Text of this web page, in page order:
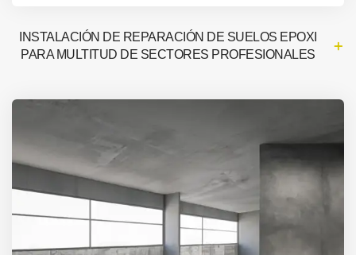
INSTALACIÓN DE REPARACIÓN DE SUELOS EPOXI
PARA MULTITUD DE SECTORES PROFESIONALES